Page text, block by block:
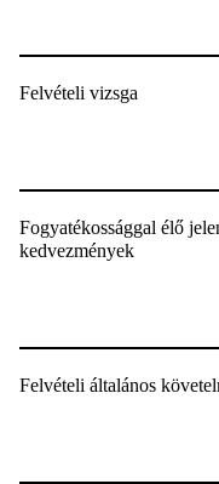
Felvételi vizsga
Fogyatékossággal élő
kedvezmények
Felvételi általános